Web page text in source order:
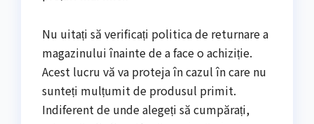
Nu uitați să verificați politica de returnare a
magazinului înainte de a face o achiziție.
Acest lucru vă va proteja în cazul în care nu
sunteți mulțumit de produsul primit.
Indiferent de unde alegeți să cumpărați,